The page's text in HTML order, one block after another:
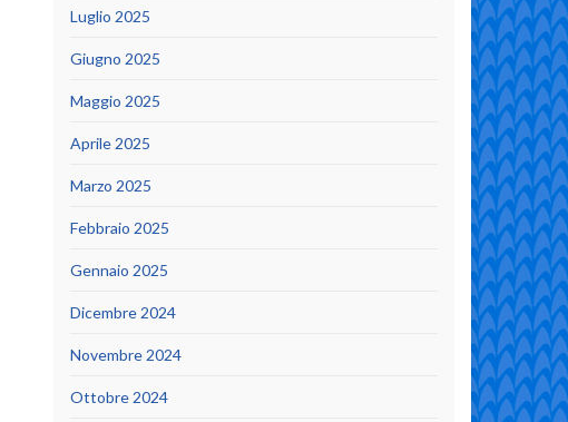
Luglio 2025
Giugno 2025
Maggio 2025
Aprile 2025
Marzo 2025
Febbraio 2025
Gennaio 2025
Dicembre 2024
Novembre 2024
Ottobre 2024